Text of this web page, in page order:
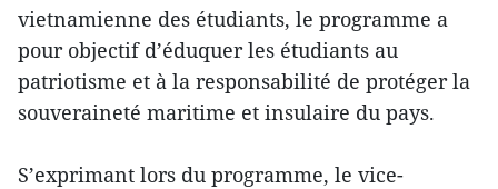
vietnamienne des étudiants, le programme a
pour objectif d’éduquer les étudiants au
patriotisme et à la responsabilité de protéger la
souveraineté maritime et insulaire du pays.
S’exprimant lors du programme, le vice-